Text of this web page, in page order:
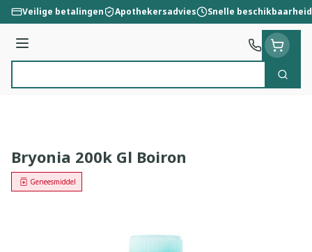
Ga naar de inhoud
Veilige betalingen Apothekersadvies Snelle beschikbaarheid
Menu
Zoek
Bryonia 200k Gl Boiron
Geneesmiddel